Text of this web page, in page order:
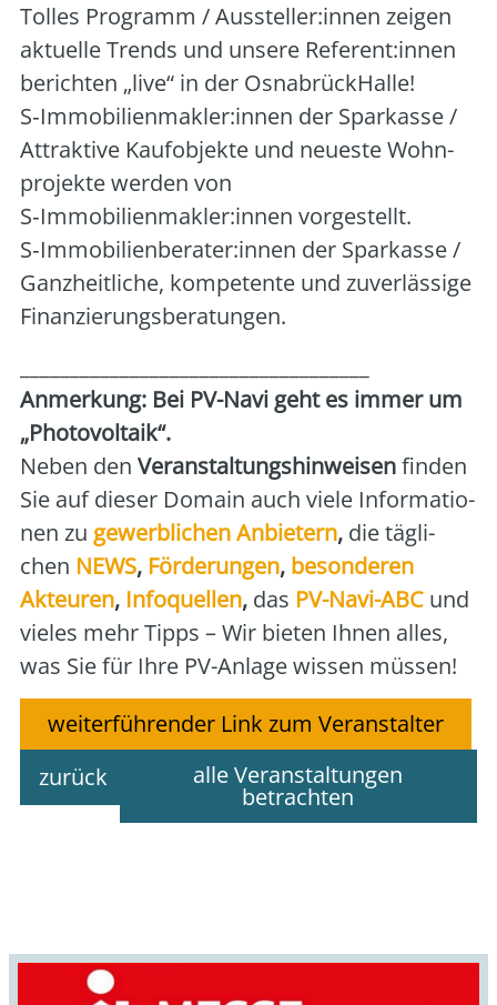
Tol­les Pro­gramm / Aussteller:innen zei­gen
aktu­el­le Trends und unse­re Referent:innen
berich­ten „live“ in der Osna­brück­Hal­le!
S‑Immobilienmakler:innen der Spar­kas­se /
Attrak­ti­ve Kauf­ob­jek­te und neu­es­te Wohn­
pro­jek­te wer­den von
S‑Immobilienmakler:innen vor­ge­stellt.
S‑Immobilienberater:innen der Spar­kas­se /
Ganz­heit­li­che, kom­pe­ten­te und zuver­läs­si­ge
Finan­zie­rungs­be­ra­tun­gen.
Anmer­kung: Bei PV-Navi geht es immer um
„Pho­to­vol­ta­ik“.
Neben den Ver­an­stal­tungs­hin­wei­senfin­den
Sie auf die­ser Domain auch vie­le Infor­ma­tio­
nen zu gewerb­li­chen Anbie­tern, die täg­li­
chen NEWS, För­de­run­gen, beson­de­ren
Akteu­ren, Info­quel­len, das PV-Navi-ABC und
vie­les mehr Tipps – Wir bie­ten Ihnen alles,
was Sie für Ihre PV-Anla­ge wis­sen müs­sen!
weiterführender Link zum Veranstalter
zurück
alle Veranstaltungen
betrachten